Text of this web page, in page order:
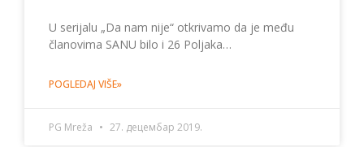
U serijalu „Da nam nije“ otkrivamo da je među
članovima SANU bilo i 26 Poljaka…
POGLEDAJ VIŠE»
PG Mreža 27. децембар 2019.